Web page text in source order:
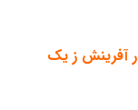
ز یک